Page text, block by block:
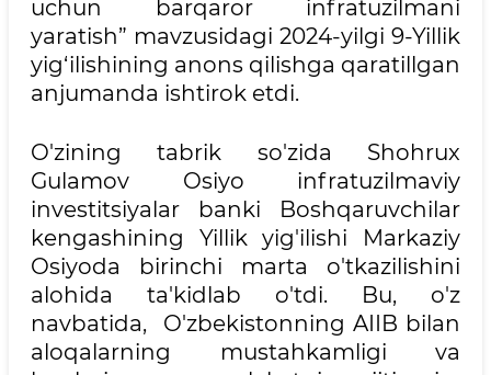
uchun barqaror infratuzilmani
yaratish” mavzusidagi 2024-yilgi 9-Yillik
yig‘ilishining anons qilishga qaratillgan
anjumanda ishtirok etdi.
O'zining tabrik so'zida Shohrux
Gulamov Osiyo infratuzilmaviy
investitsiyalar banki Boshqaruvchilar
kengashining Yillik yig'ilishi Markaziy
Osiyoda birinchi marta o'tkazilishini
alohida ta'kidlab o'tdi. Bu, o'z
navbatida, O'zbekistonning AIIB bilan
aloqalarning mustahkamligi va